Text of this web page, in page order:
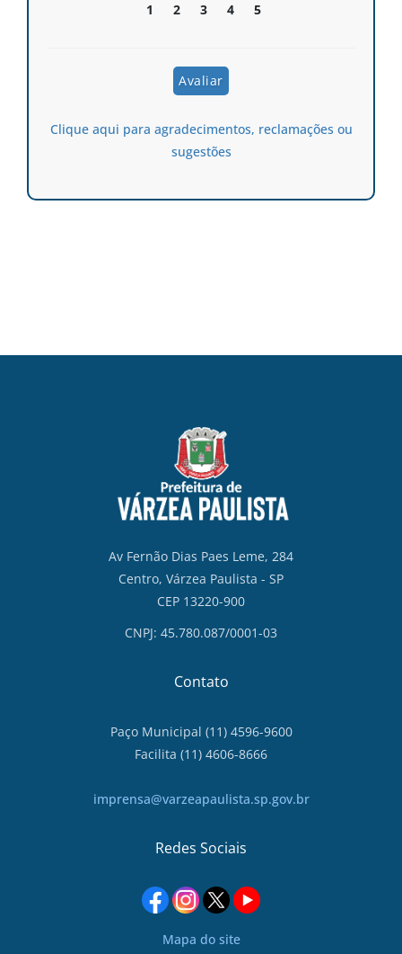
1 2 3 4 5
Clique aqui para agradecimentos, reclamações ou
sugestões
Av Fernão Dias Paes Leme, 284
Centro, Várzea Paulista - SP
CEP 13220-900
CNPJ: 45.780.087/0001-03
Contato
Paço Municipal (11) 4596-9600
Facilita (11) 4606-8666
imprensa@varzeapaulista.sp.gov.br
Redes Sociais
Mapa do site